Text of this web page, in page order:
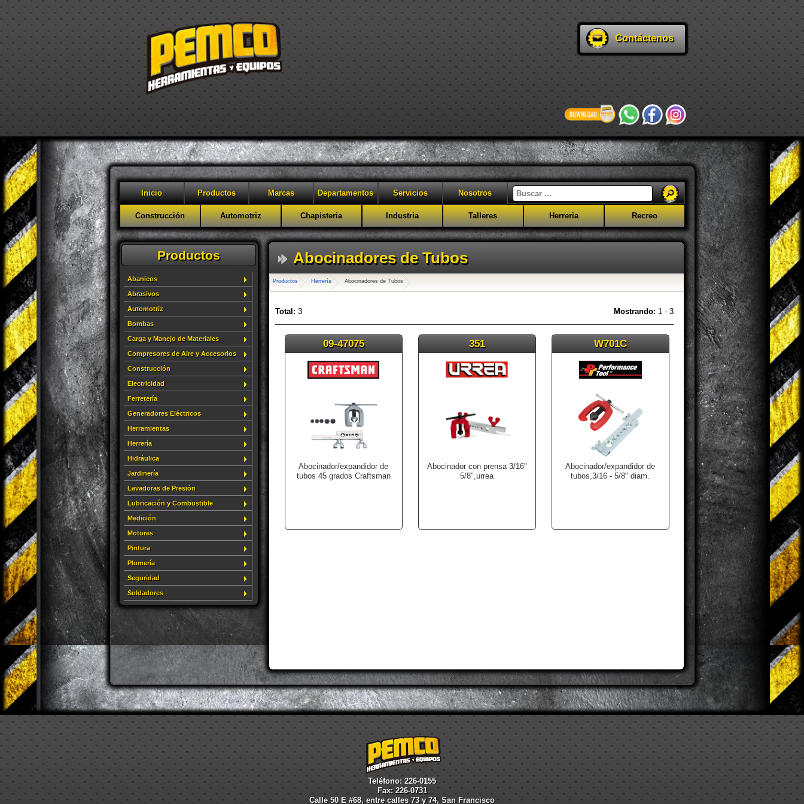
Contáctenos
Inicio Productos Marcas Departamentos Servicios Nosotros
Construcción Automotriz Chapisteria Industria Talleres Herreria Recreo
Productos
Abanicos
Abrasivos
Automotriz
Bombas
Carga y Manejo de Materiales
Compresores de Aire y Accesorios
Construcción
Electricidad
Ferretería
Generadores Eléctricos
Herramientas
Herrería
Hidráulica
Jardinería
Lavadoras de Presión
Lubricación y Combustible
Medición
Motores
Pintura
Plomería
Seguridad
Soldadores
Abocinadores de Tubos
Productos Herrería Abocinadores de Tubos
Total: 3 Mostrando: 1 - 3
09-47075
Abocinador/expandidor de
tubos 45 grados Craftsman
351
Abocinador con prensa 3/16"
5/8",urrea
W701C
Abocinador/expandidor de
tubos,3/16 - 5/8" diam.
Teléfono: 226-0155
Fax: 226-0731
Calle 50 E #68, entre calles 73 y 74, San Francisco